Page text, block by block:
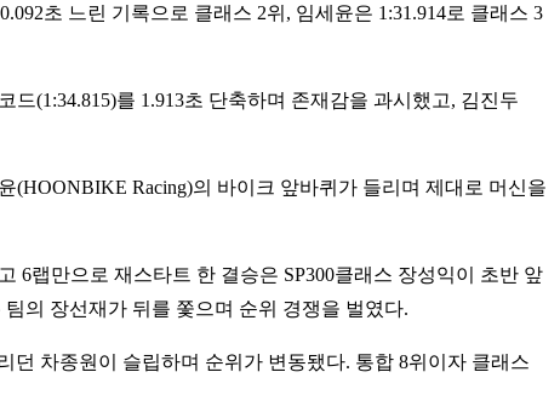
초 느린 기록으로 클래스 2위, 임세윤은 1:31.914로 클래스 3
(1:34.815)를 1.913초 단축하며 존재감을 과시했고, 김진두
Racing)의 바이크 앞바퀴가 들리며 제대로 머신을
6랩만으로 재스타트 한 결승은 SP300클래스 장성익이 초반 앞
의 장선재가 뒤를 쫓으며 순위 경쟁을 벌였다.
던 차종원이 슬립하며 순위가 변동됐다. 통합 8위이자 클래스